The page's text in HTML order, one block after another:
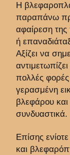
Η
παραπάνω
αφαίρεση της
ή
Αξίζει να
πολλές
γερασμένη
βλεφάρου και
συνδυαστικά.
Επίσης
και